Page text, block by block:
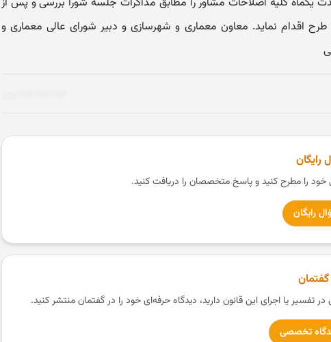
طرح اقدام نماید. معاون معماری و شهرسازی و دبیر شورای عالی معماری و
را مطرح کنید و پاسخ متخصصان را دریافت کنید.
رایگان
در تفسیر یا اجرای این قانون دارید، دیدگاه حرفه‌ای خود را در گفتمان منتشر کنید.
تخصصی